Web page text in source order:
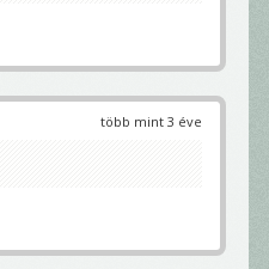
több mint 3 éve